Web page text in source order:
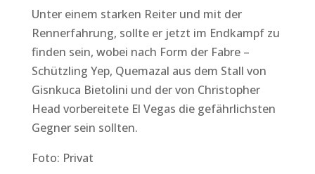
Unter einem starken Reiter und mit der
Rennerfahrung, sollte er jetzt im Endkampf zu
finden sein, wobei nach Form der Fabre –
Schützling Yep, Quemazal aus dem Stall von
Gisnkuca Bietolini und der von Christopher
Head vorbereitete El Vegas die gefährlichsten
Gegner sein sollten.
Foto: Privat